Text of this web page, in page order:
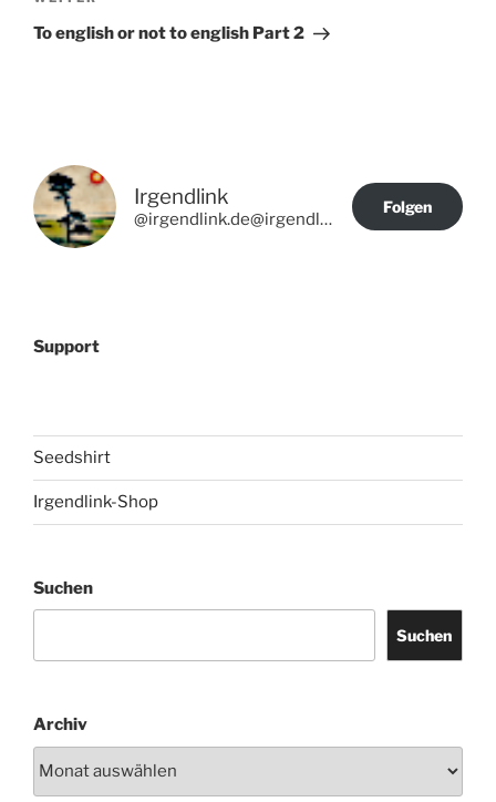
Beitrag
To english or not to english Part 2
Irgendlink
@irgendlink.de@irgendlink.de
Folgen
Support
Seedshirt
Irgendlink-Shop
Suchen
Suchen
Archiv